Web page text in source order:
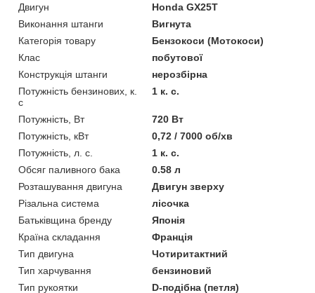
Двигун
Honda GХ25Т
Виконання штанги
Вигнута
Категорія товару
Бензокоси (Мотокоси)
Клас
побутової
Конструкція штанги
нерозбірна
Потужність бензинових, к.
с
1 к. с.
Потужність, Вт
720 Вт
Потужність, кВт
0,72 / 7000 об/хв
Потужність, л. с.
1 к. с.
Обсяг паливного бака
0.58 л
Розташування двигуна
Двигун зверху
Різальна система
лісочка
Батьківщина бренду
Японія
Країна складання
Франція
Тип двигуна
Чотиритактний
Тип харчування
бензиновий
Тип рукоятки
D-подібна (петля)